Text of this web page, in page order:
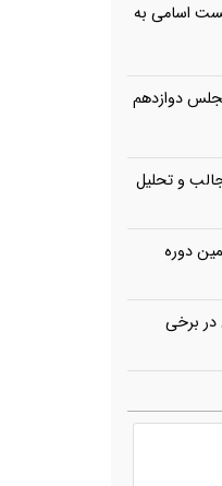
اسامی به
دوازدهم
جالب و تحلیل
دوره
برخی